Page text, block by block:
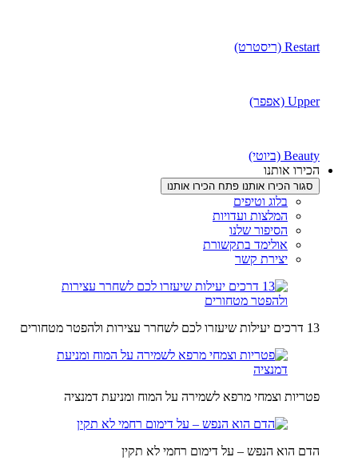
Restart (ריסטרט)
Upper (אפפר)
Beauty (ביוטי)
הכירו אותנו
סגור הכירו אותנו פתח הכירו אותנו
בלוג וטיפים
המלצות ועדויות
הסיפור שלנו
אולימד בתקשורת
יצירת קשר
13 דרכים יעילות שיעזרו לכם לשחרר עצירות ולהפטר מטחורים
פטריות וצמחי מרפא לשמירה על המוח ומניעת דמנציה
הדם הוא הנפש – על דימום רחמי לא תקין